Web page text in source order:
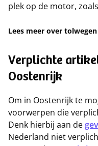
plek op de motor,
Lees meer over
Verplichte
Oostenrijk
Om in Oostenrijk te
voorwerpen die
Denk hierbij aan de
Nederland niet